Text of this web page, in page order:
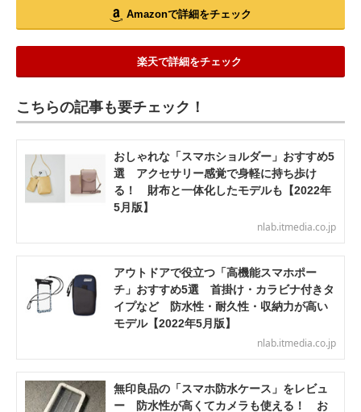
Amazonで詳細をチェック
楽天で詳細をチェック
こちらの記事も要チェック！
おしゃれな「スマホショルダー」おすすめ5
選 アクセサリー感覚で身軽に持ち歩け
る！ 財布と一体化したモデルも【2022年
5月版】
nlab.itmedia.co.jp
アウトドアで役立つ「高機能スマホポー
チ」おすすめ5選 首掛け・カラビナ付きタ
イプなど 防水性・耐久性・収納力が高い
モデル【2022年5月版】
nlab.itmedia.co.jp
無印良品の「スマホ防水ケース」をレビュ
ー 防水性が高くてカメラも使える！ お